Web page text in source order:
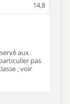
14,8
aux
pas
; voir